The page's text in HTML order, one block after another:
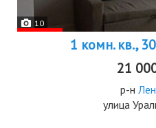
10
1 комн. кв.,
21
р-н
улица